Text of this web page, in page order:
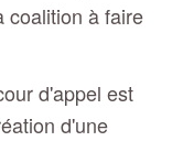
coalition à faire
d'appel est
d'une